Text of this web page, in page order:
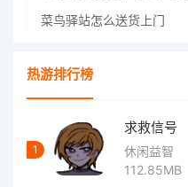
菜鸟驿站怎么送货上门
热游排行榜
1
求救信号
休闲益智
112.85MB